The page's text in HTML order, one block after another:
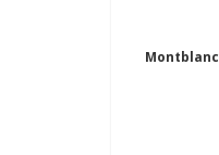
Montblanc